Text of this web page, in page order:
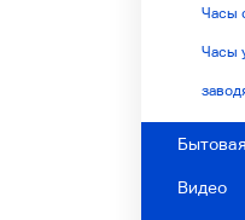
Часы
Часы
Видео